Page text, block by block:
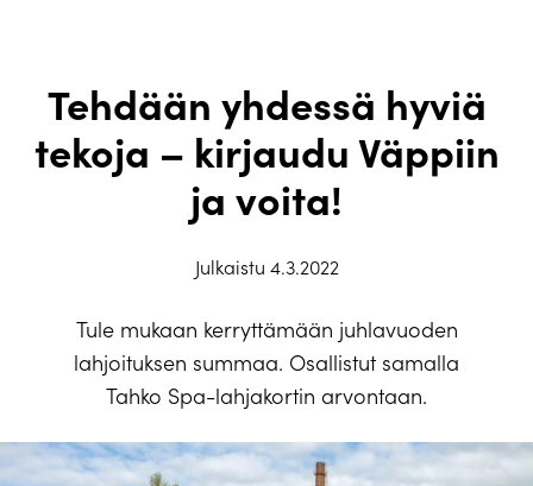
Tehdään yhdessä hyviä
tekoja – kirjaudu Väppiin
ja voita!
Julkaistu 4.3.2022
Tule mukaan kerryttämään juhlavuoden
lahjoituksen summaa. Osallistut samalla
Tahko Spa-lahjakortin arvontaan.